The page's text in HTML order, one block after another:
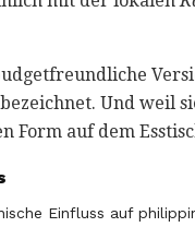
Und weil
Form auf dem
Einfluss auf